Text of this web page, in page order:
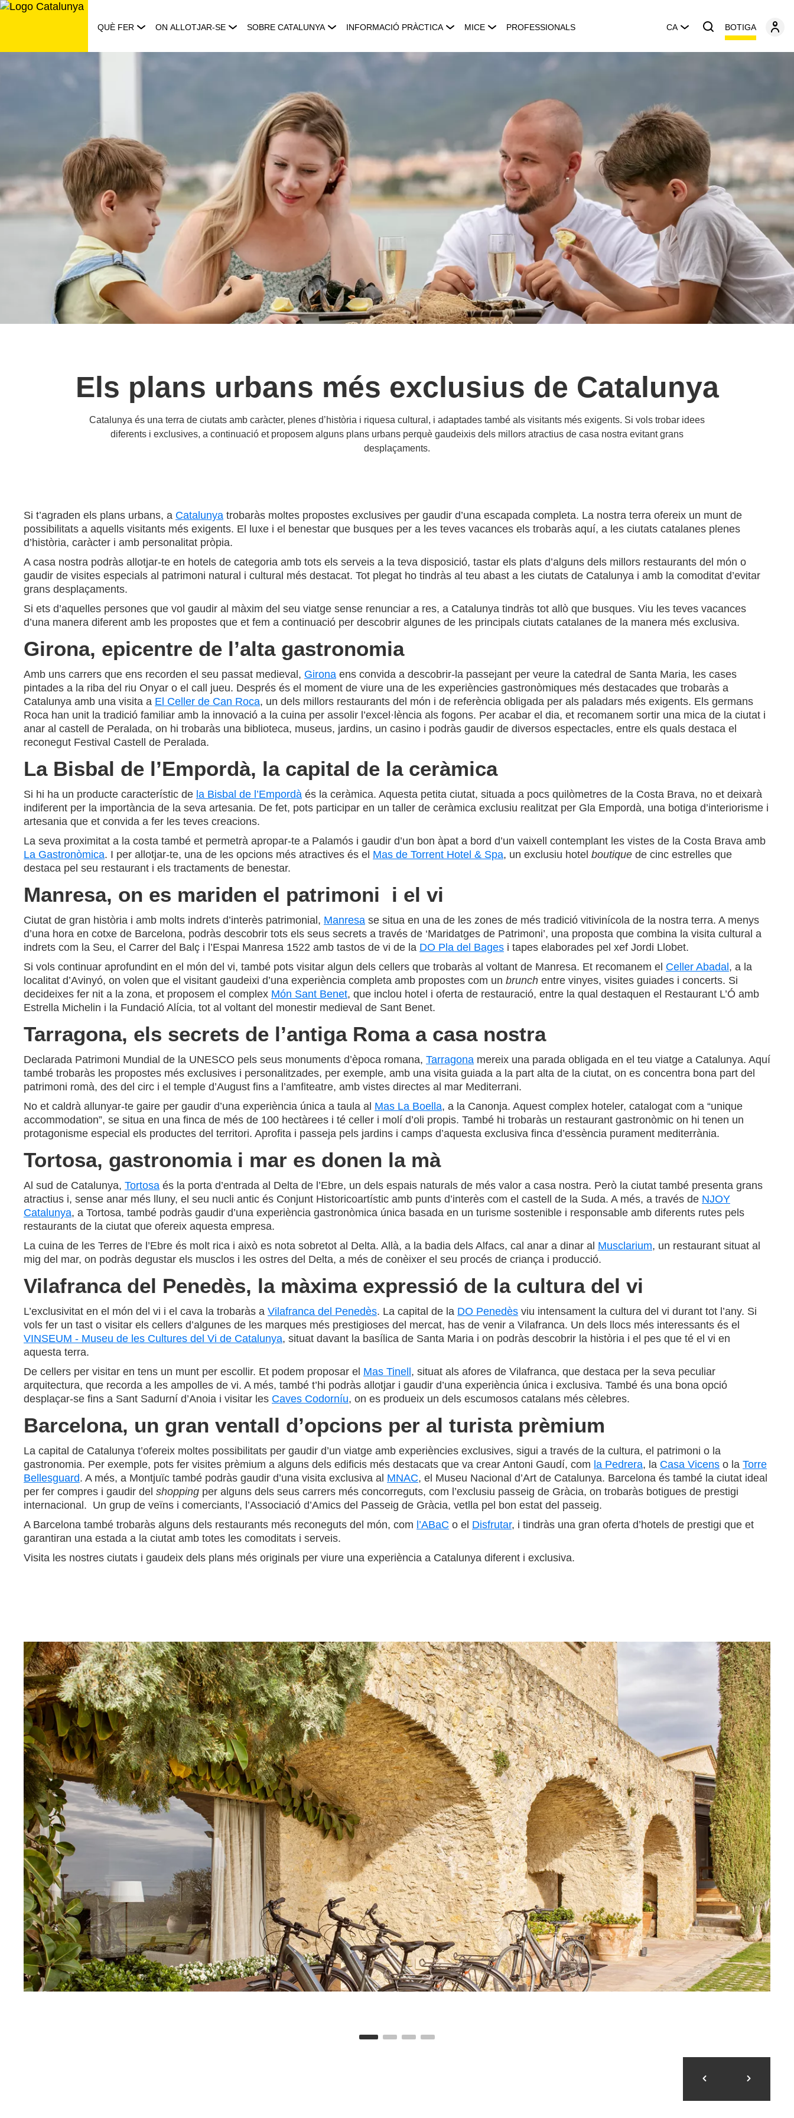
Saltar
QUÈ FER ON ALLOTJAR-SE SOBRE CATALUNYA INFORMACIÓ PRÀCTICA MICE PROFESSIONALS CA BOTIGA
Els plans urbans més exclusius de Catalunya
Catalunya és una terra de ciutats amb caràcter, plenes d’història i riquesa cultural, i adaptades també als visitants més exigents. Si vols trobar idees
diferents i exclusives, a continuació et proposem alguns plans urbans perquè gaudeixis dels millors atractius de casa nostra evitant grans
desplaçaments.
Si t’agraden els plans urbans, a Catalunya trobaràs moltes propostes exclusives per gaudir d’una escapada completa. La nostra terra ofereix un munt de
possibilitats a aquells visitants més exigents. El luxe i el benestar que busques per a les teves vacances els trobaràs aquí, a les ciutats catalanes plenes
d’història, caràcter i amb personalitat pròpia.
A casa nostra podràs allotjar-te en hotels de categoria amb tots els serveis a la teva disposició, tastar els plats d’alguns dels millors restaurants del món o
gaudir de visites especials al patrimoni natural i cultural més destacat. Tot plegat ho tindràs al teu abast a les ciutats de Catalunya i amb la comoditat d’evitar
grans desplaçaments.
Si ets d’aquelles persones que vol gaudir al màxim del seu viatge sense renunciar a res, a Catalunya tindràs tot allò que busques. Viu les teves vacances
d’una manera diferent amb les propostes que et fem a continuació per descobrir algunes de les principals ciutats catalanes de la manera més exclusiva.
Girona, epicentre de l’alta gastronomia
Amb uns carrers que ens recorden el seu passat medieval, Girona ens convida a descobrir-la passejant per veure la catedral de Santa Maria, les cases
pintades a la riba del riu Onyar o el call jueu. Després és el moment de viure una de les experiències gastronòmiques més destacades que trobaràs a
Catalunya amb una visita a El Celler de Can Roca, un dels millors restaurants del món i de referència obligada per als paladars més exigents. Els germans
Roca han unit la tradició familiar amb la innovació a la cuina per assolir l’excel·lència als fogons. Per acabar el dia, et recomanem sortir una mica de la ciutat i
anar al castell de Peralada, on hi trobaràs una biblioteca, museus, jardins, un casino i podràs gaudir de diversos espectacles, entre els quals destaca el
reconegut Festival Castell de Peralada.
La Bisbal de l’Empordà, la capital de la ceràmica
Si hi ha un producte característic de la Bisbal de l’Empordà és la ceràmica. Aquesta petita ciutat, situada a pocs quilòmetres de la Costa Brava, no et deixarà
indiferent per la importància de la seva artesania. De fet, pots participar en un taller de ceràmica exclusiu realitzat per Gla Empordà, una botiga d’interiorisme i
artesania que et convida a fer les teves creacions.
La seva proximitat a la costa també et permetrà apropar-te a Palamós i gaudir d’un bon àpat a bord d’un vaixell contemplant les vistes de la Costa Brava amb
La Gastronòmica. I per allotjar-te, una de les opcions més atractives és el Mas de Torrent Hotel & Spa, un exclusiu hotel boutique de cinc estrelles que
destaca pel seu restaurant i els tractaments de benestar.
Manresa, on es mariden el patrimoni i el vi
Ciutat de gran història i amb molts indrets d’interès patrimonial, Manresa se situa en una de les zones de més tradició vitivinícola de la nostra terra. A menys
d’una hora en cotxe de Barcelona, podràs descobrir tots els seus secrets a través de ‘Maridatges de Patrimoni’, una proposta que combina la visita cultural a
indrets com la Seu, el Carrer del Balç i l’Espai Manresa 1522 amb tastos de vi de la DO Pla del Bages i tapes elaborades pel xef Jordi Llobet.
Si vols continuar aprofundint en el món del vi, també pots visitar algun dels cellers que trobaràs al voltant de Manresa. Et recomanem el Celler Abadal , a la
localitat d’Avinyó, on volen que el visitant gaudeixi d’una experiència completa amb propostes com un brunch entre vinyes, visites guiades i concerts. Si
decideixes fer nit a la zona, et proposem el complex Món Sant Benet, que inclou hotel i oferta de restauració, entre la qual destaquen el Restaurant L’Ó amb
Estrella Michelin i la Fundació Alícia, tot al voltant del monestir medieval de Sant Benet.
Tarragona, els secrets de l’antiga Roma a casa nostra
Declarada Patrimoni Mundial de la UNESCO pels seus monuments d’època romana, Tarragona mereix una parada obligada en el teu viatge a Catalunya. Aquí
també trobaràs les propostes més exclusives i personalitzades, per exemple, amb una visita guiada a la part alta de la ciutat, on es concentra bona part del
patrimoni romà, des del circ i el temple d’August fins a l’amfiteatre, amb vistes directes al mar Mediterrani.
No et caldrà allunyar-te gaire per gaudir d’una experiència única a taula al Mas La Boella, a la Canonja. Aquest complex hoteler, catalogat com a “unique
accommodation”, se situa en una finca de més de 100 hectàrees i té celler i molí d’oli propis. També hi trobaràs un restaurant gastronòmic on hi tenen un
protagonisme especial els productes del territori. Aprofita i passeja pels jardins i camps d’aquesta exclusiva finca d’essència purament mediterrània.
Tortosa, gastronomia i mar es donen la mà
Al sud de Catalunya, Tortosa és la porta d’entrada al Delta de l’Ebre, un dels espais naturals de més valor a casa nostra. Però la ciutat també presenta grans
atractius i, sense anar més lluny, el seu nucli antic és Conjunt Historicoartístic amb punts d’interès com el castell de la Suda. A més, a través de NJOY
Catalunya, a Tortosa, també podràs gaudir d’una experiència gastronòmica única basada en un turisme sostenible i responsable amb diferents rutes pels
restaurants de la ciutat que ofereix aquesta empresa.
La cuina de les Terres de l’Ebre és molt rica i això es nota sobretot al Delta. Allà, a la badia dels Alfacs, cal anar a dinar al Musclarium, un restaurant situat al
mig del mar, on podràs degustar els musclos i les ostres del Delta, a més de conèixer el seu procés de criança i producció.
Vilafranca del Penedès, la màxima expressió de la cultura del vi
L’exclusivitat en el món del vi i el cava la trobaràs a Vilafranca del Penedès. La capital de la DO Penedès viu intensament la cultura del vi durant tot l’any. Si
vols fer un tast o visitar els cellers d’algunes de les marques més prestigioses del mercat, has de venir a Vilafranca. Un dels llocs més interessants és el
VINSEUM - Museu de les Cultures del Vi de Catalunya, situat davant la basílica de Santa Maria i on podràs descobrir la història i el pes que té el vi en
aquesta terra.
De cellers per visitar en tens un munt per escollir. Et podem proposar el Mas Tinell , situat als afores de Vilafranca, que destaca per la seva peculiar
arquitectura, que recorda a les ampolles de vi. A més, també t’hi podràs allotjar i gaudir d’una experiència única i exclusiva. També és una bona opció
desplaçar-se fins a Sant Sadurní d’Anoia i visitar les Caves Codorníu, on es produeix un dels escumosos catalans més cèlebres.
Barcelona, un gran ventall d’opcions per al turista prèmium
La capital de Catalunya t’ofereix moltes possibilitats per gaudir d’un viatge amb experiències exclusives, sigui a través de la cultura, el patrimoni o la
gastronomia. Per exemple, pots fer visites prèmium a alguns dels edificis més destacats que va crear Antoni Gaudí, com la Pedrera, la Casa Vicens o la Torre
Bellesguard. A més, a Montjuïc també podràs gaudir d’una visita exclusiva al MNAC, el Museu Nacional d’Art de Catalunya. Barcelona és també la ciutat ideal
per fer compres i gaudir del shopping per alguns dels seus carrers més concorreguts, com l’exclusiu passeig de Gràcia, on trobaràs botigues de prestigi
internacional. Un grup de veïns i comerciants, l’Associació d’Amics del Passeig de Gràcia, vetlla pel bon estat del passeig.
A Barcelona també trobaràs alguns dels restaurants més reconeguts del món, com l’ABaC o el Disfrutar, i tindràs una gran oferta d’hotels de prestigi que et
garantiran una estada a la ciutat amb totes les comoditats i serveis.
Visita les nostres ciutats i gaudeix dels plans més originals per viure una experiència a Catalunya diferent i exclusiva.